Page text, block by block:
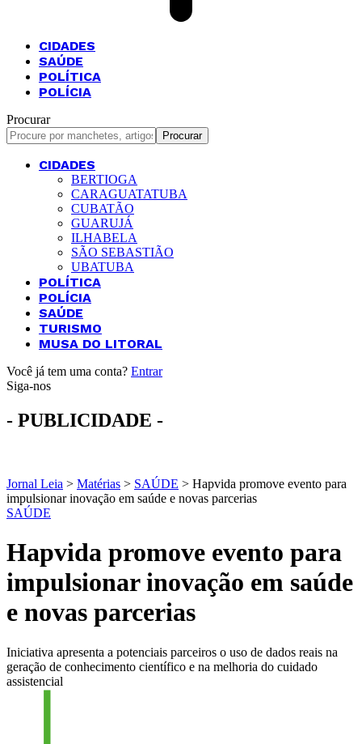
CIDADES
SAÚDE
POLÍTICA
POLÍCIA
Procurar
CIDADES
BERTIOGA
CARAGUATATUBA
CUBATÃO
GUARUJÁ
ILHABELA
SÃO SEBASTIÃO
UBATUBA
POLÍTICA
POLÍCIA
SAÚDE
TURISMO
MUSA DO LITORAL
Você já tem uma conta? Entrar
Siga-nos
- PUBLICIDADE -
Jornal Leia > Matérias > SAÚDE > Hapvida promove evento para
impulsionar inovação em saúde e novas parcerias
SAÚDE
Hapvida promove evento para
impulsionar inovação em saúde
e novas parcerias
Iniciativa apresenta a potenciais parceiros o uso de dados reais na
geração de conhecimento científico e na melhoria do cuidado
assistencial